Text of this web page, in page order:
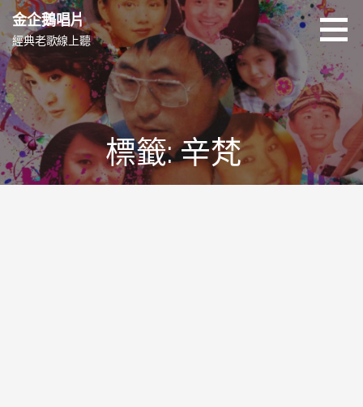
跳
至
主
要
內
容
金企鵝唱片
經典老歌線上聽
標籤: 辛梵